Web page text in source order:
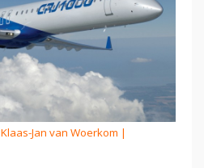
Klaas-Jan van Woerkom |